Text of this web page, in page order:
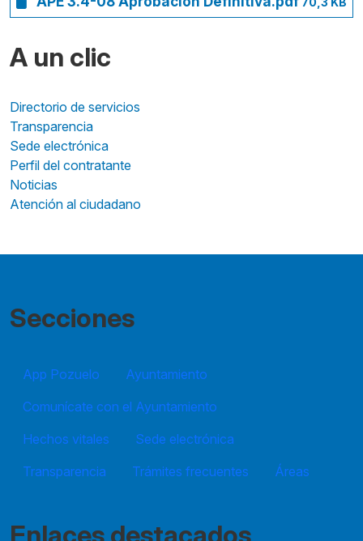
A un clic
Directorio de servicios
Transparencia
Sede electrónica
Perfil del contratante
Noticias
Atención al ciudadano
Secciones
App Pozuelo
Ayuntamiento
Comunícate con el Ayuntamiento
Hechos vitales
Sede electrónica
Transparencia
Trámites frecuentes Áreas